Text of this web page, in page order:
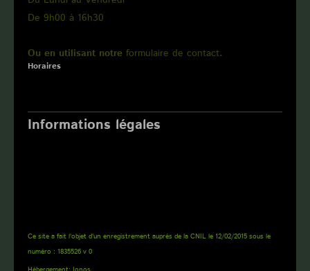
De 9h00 à 16h30
Ou en utilisant notre formulaire de contact.
Horaires
Informations légales
Ce site a fait l'objet d'un enregistrement auprès de la CNIL le 12/02/2015 sous le
numéro : 1835526 v 0